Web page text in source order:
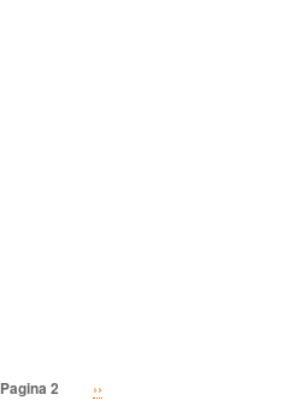
Pagina 2
Volgende
››